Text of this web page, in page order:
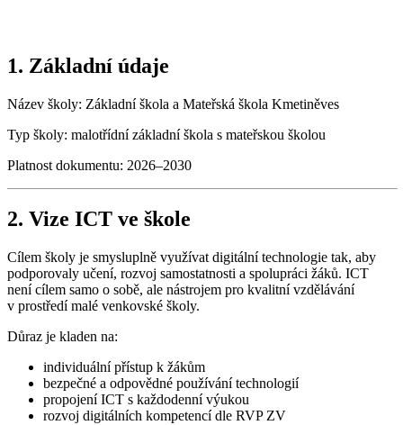
1. Základní údaje
Název školy: Základní škola a Mateřská škola Kmetiněves
Typ školy: malotřídní základní škola s mateřskou školou
Platnost dokumentu: 2026–2030
2. Vize ICT ve škole
Cílem školy je smysluplně využívat digitální technologie tak, aby
podporovaly učení, rozvoj samostatnosti a spolupráci žáků. ICT
není cílem samo o sobě, ale nástrojem pro kvalitní vzdělávání
v prostředí malé venkovské školy.
Důraz je kladen na:
individuální přístup k žákům
bezpečné a odpovědné používání technologií
propojení ICT s každodenní výukou
rozvoj digitálních kompetencí dle RVP ZV